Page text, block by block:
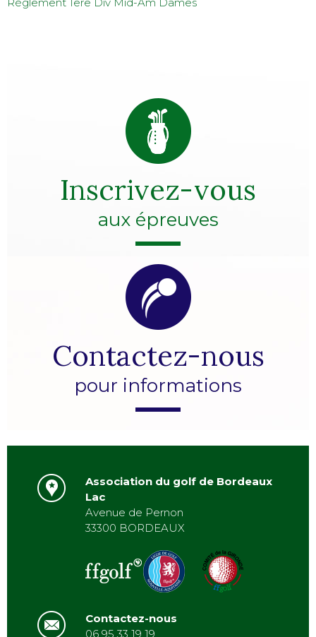
Inscrivez-vous
aux épreuves
Contactez-nous
pour informations
Association du golf de Bordeaux
Lac
Avenue de Pernon
33300 BORDEAUX
Contactez-nous
06 95 33 19 19